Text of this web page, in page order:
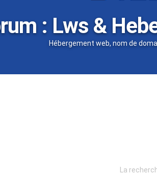
: Lws &
Hébergement web, nom de
La